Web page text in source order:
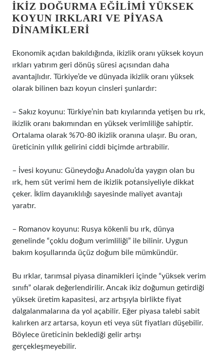
İKIZ DOĞURMA EĞILIMI YÜKSEK
KOYUN IRKLARI VE PIYASA
DINAMIKLERI
Ekonomik açıdan bakıldığında, ikizlik oranı yüksek koyun
ırkları yatırım geri dönüş süresi açısından daha
avantajlıdır. Türkiye’de ve dünyada ikizlik oranı yüksek
olarak bilinen bazı koyun cinsleri şunlardır:
– Sakız koyunu: Türkiye’nin batı kıyılarında yetişen bu ırk,
ikizlik oranı bakımından en yüksek verimliliğe sahiptir.
Ortalama olarak %70-80 ikizlik oranına ulaşır. Bu oran,
üreticinin yıllık gelirini ciddi biçimde artırabilir.
– İvesi koyunu: Güneydoğu Anadolu’da yaygın olan bu
ırk, hem süt verimi hem de ikizlik potansiyeliyle dikkat
çeker. İklim dayanıklılığı sayesinde maliyet avantajı
yaratır.
– Romanov koyunu: Rusya kökenli bu ırk, dünya
genelinde “çoklu doğum verimliliği” ile bilinir. Uygun
bakım koşullarında üçüz doğum bile mümkündür.
Bu ırklar, tarımsal piyasa dinamikleri içinde “yüksek verim
sınıfı” olarak değerlendirilir. Ancak ikiz doğumun getirdiği
yüksek üretim kapasitesi, arz artışıyla birlikte fiyat
dalgalanmalarına da yol açabilir. Eğer piyasa talebi sabit
kalırken arz artarsa, koyun eti veya süt fiyatları düşebilir.
Böylece üreticinin beklediği gelir artışı
gerçekleşmeyebilir.